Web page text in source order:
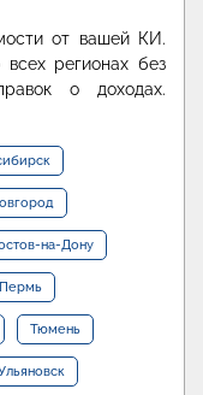
от вашей КИ.
регионах без
о доходах.
на-Дону
Пермь
Тюмень